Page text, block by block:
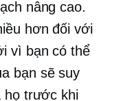
nâng cao.
hơn đối với
vì bạn có thể
bạn sẽ suy
họ trước khi